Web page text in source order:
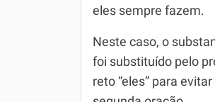
Todos os Exercícios
eles sempre fazem.
Neste caso, o
foi substituído pelo
reto “eles” para